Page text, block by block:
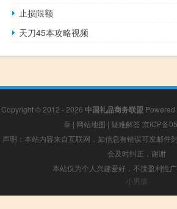
止损限额
天刀45本攻略视频
Copyright © 2012 - 2026 中国礼品商务联盟 Powered
章 | 网站地图 | 疑难解答 京ICP备
声明：本站内容来自互联网，如信息有错误可发邮件
会及时纠正，谢谢
本站仅为个人兴趣爱好，不接盈利性
小男孩